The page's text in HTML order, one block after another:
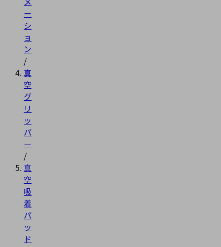
ー
シ
ョ
ン
/
真
空
グ
リ
ッ
パ
ー
/
真
空
吸
着
パ
ッ
ド